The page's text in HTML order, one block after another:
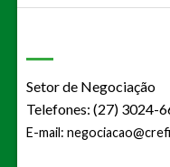
Setor de Negociação
Telefones: (27) 3024-
E-mail: